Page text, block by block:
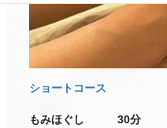
ショートコース
もみほぐし 30分